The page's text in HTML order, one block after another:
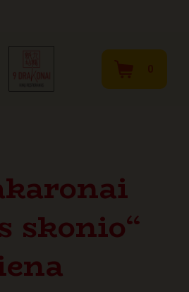
skonio“